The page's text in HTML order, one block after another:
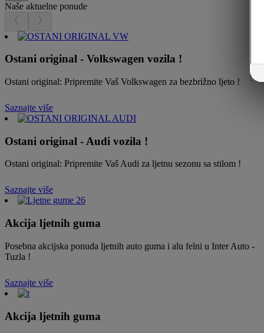
Naše aktuelne ponude
Ostani original - Volkswagen vozila !
Ostani original: Pripremite Vaš Volkswagen za bezbrižno ljeto !
Saznajte više
Ostani original - Audi vozila !
Ostani original: Pripremite Vaš Audi za ljetnu sezonu sa stilom !
Saznajte više
Akcija ljetnih guma
Posebna akcijska ponuda ljetnih auto guma i alu felni u Inter Auto -
Tuzla !
Saznajte više
Akcija ljetnih guma